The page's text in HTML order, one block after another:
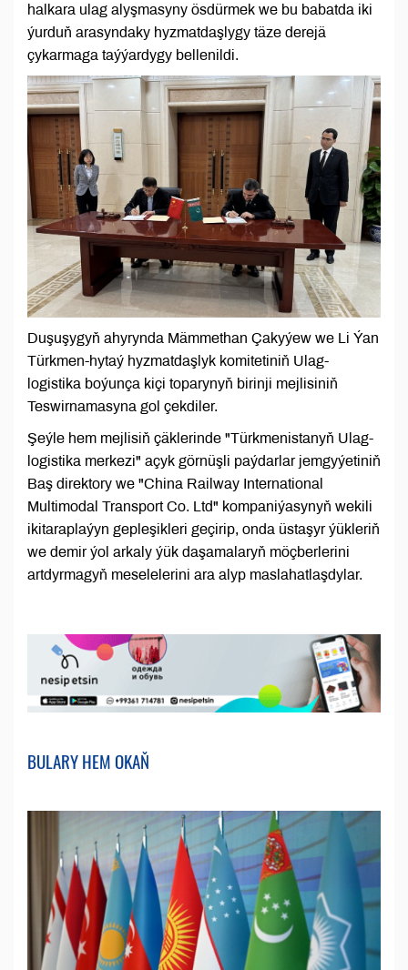
halkara ulag alyşmasyny ösdürmek we bu babatda iki
ýurduň arasyndaky hyzmatdaşlygy täze derejä
çykarmaga taýýardygy bellenildi.
Duşuşygyň ahyrynda Mämmethan Çakyýew we Li Ýan
Türkmen-hytaý hyzmatdaşlyk komitetiniň Ulag-
logistika boýunça kiçi toparynyň birinji mejlisiniň
Teswirnamasyna gol çekdiler.
Şeýle hem mejlisiň çäklerinde "Türkmenistanyň Ulag-
logistika merkezi" açyk görnüşli paýdarlar jemgyýetiniň
Baş direktory we "China Railway International
Multimodal Transport Co. Ltd" kompaniýasynyň wekili
ikitaraplaýyn gepleşikleri geçirip, onda üstaşyr ýükleriň
we demir ýol arkaly ýük daşamalaryň möçberlerini
artdyrmagyň meselelerini ara alyp maslahatlaşdylar.
BULARY HEM OKAŇ